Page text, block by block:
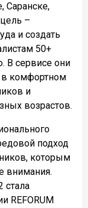
Саранске,
–
и создать
50+
В сервисе они
комфортном
и
возрастов.
подход
которым
внимания.
стала
REFORUM